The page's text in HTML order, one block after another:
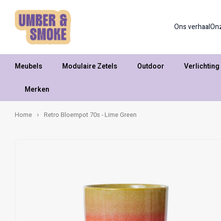
Ons verhaal
Meubels Modulaire Zetels Outdoor Verlichting
Merken
Home Retro Bloempot 70s - Lime Green